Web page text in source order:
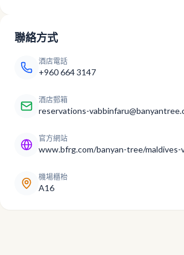
聯絡方式
酒店電話
+960 664 3147
酒店郵箱
reservations-
官方網站
www.bfrg.com/banyan-tree/maldives-
機場櫃枱
A16